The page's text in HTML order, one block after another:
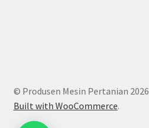
© Produsen Mesin Pertanian 2026
Built with WooCommerce.